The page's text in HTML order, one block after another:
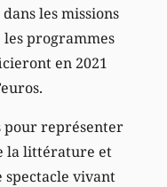
les missions
programmes
en 2021
pour représenter
la littérature et
spectacle vivant